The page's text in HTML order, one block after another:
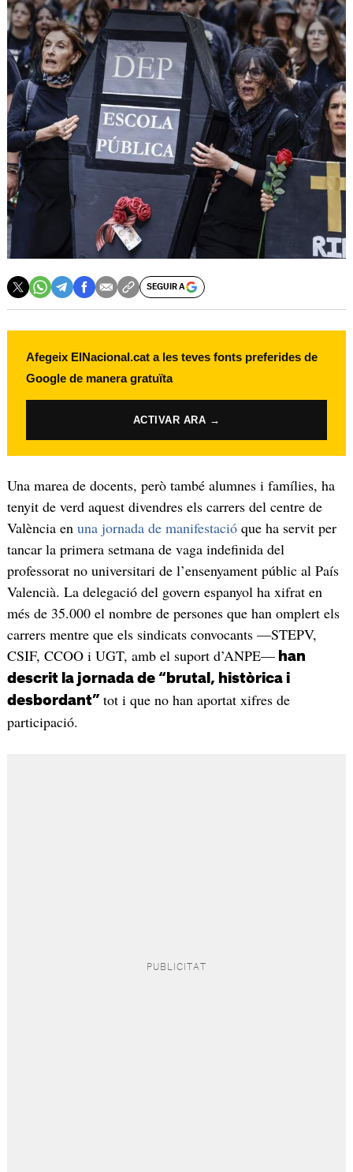
SEGUIR A
Afegeix ElNacional.cat a les teves fonts preferides de
Google de manera gratuïta
ACTIVAR ARA →
Una marea de docents, però també alumnes i famílies, ha
tenyit de verd aquest divendres els carrers del centre de
València en una jornada de manifestacióque ha servit per
tancar la primera setmana de vaga indefinida del
professorat no universitari de l’ensenyament públic al País
Valencià. La delegació del govern espanyol ha xifrat en
més de 35.000 el nombre de persones que han omplert els
carrers mentre que els sindicats convocants —STEPV,
CSIF, CCOO i UGT, amb el suport d’ANPE—han
descrit la jornada de “brutal, històrica i
desbordant” tot i que no han aportat xifres de
participació.